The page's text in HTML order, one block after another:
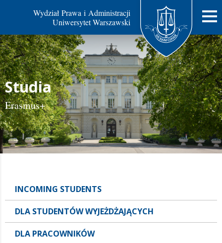
Wydział Prawa i Administracji
Uniwersytet Warszawski
Studia
Erasmus+
INCOMING STUDENTS
DLA STUDENTÓW WYJEŻDŻAJĄCYCH
DLA PRACOWNIKÓW